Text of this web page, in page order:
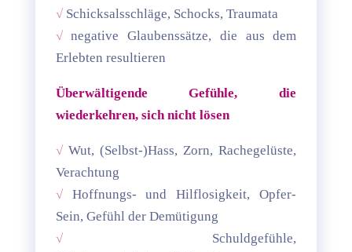
√Schicksalsschläge, Schocks, Traumata
√negative Glaubenssätze, die aus dem
Erlebten resultieren
Überwältigende Gefühle, die
wiederkehren, sich nicht lösen
√Wut, (Selbst-)Hass, Zorn, Rachegelüste,
Verachtung
√Hoffnungs- und Hilflosigkeit, Opfer-
Sein, Gefühl der Demütigung
√Schuldgefühle,